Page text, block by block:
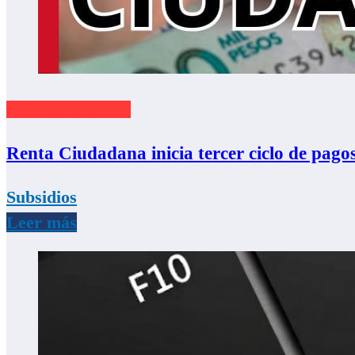
Renta Ciudadana inicia tercer ciclo de
Subsidios
Leer más